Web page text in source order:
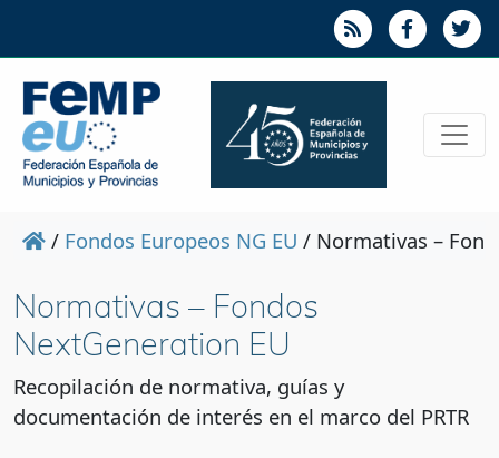
/ Fondos Europeos NG EU / Normativas –
Normativas – Fondos
NextGeneration EU
Recopilación de normativa, guías y
documentación de interés en el marco del PRTR